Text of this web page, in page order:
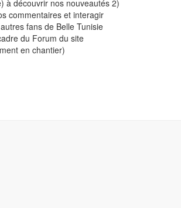
à découvrir nos nouveautés 2)
commentaires et interagir
fans de Belle Tunisie
du Forum du site
en chantier)